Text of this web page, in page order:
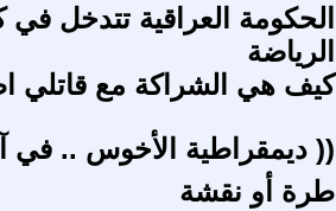
الحكومة العراقية تتدخل
الرياضة
كيف هي الشراكة مع قاتلي
(( ديمقراطية الأخوس .. في
طرة أو نقشة